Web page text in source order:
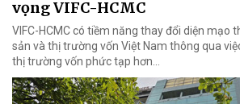
vọng VIFC-HCMC
VIFC-HCMC có tiềm năng thay đổi diện mạo
sản và thị trường vốn Việt Nam thông qua
thị trường vốn phức tạp hơn...